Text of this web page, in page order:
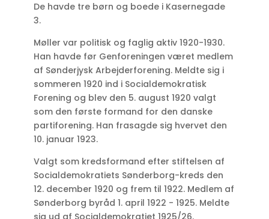
De havde tre børn og boede i Kasernegade
3.
Møller var politisk og faglig aktiv 1920-1930.
Han havde før Genforeningen været medlem
af Sønderjysk Arbejderforening. Meldte sig i
sommeren 1920 ind i Socialdemokratisk
Forening og blev den 5. august 1920 valgt
som den første formand for den danske
partiforening. Han frasagde sig hvervet den
10. januar 1923.
Valgt som kredsformand efter stiftelsen af
Socialdemokratiets Sønderborg-kreds den
12. december 1920 og frem til 1922. Medlem af
Sønderborg byråd 1. april 1922 - 1925. Meldte